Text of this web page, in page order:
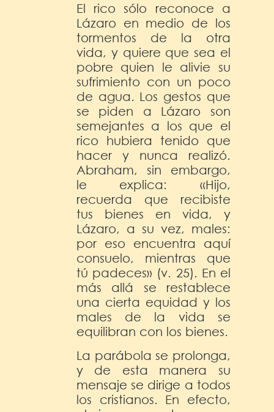
El rico sólo reconoce a
Lázaro en medio de los
tormentos de la otra
vida, y quiere que sea el
pobre quien le alivie su
sufrimiento con un poco
de agua. Los gestos que
se piden a Lázaro son
semejantes a los que el
rico hubiera tenido que
hacer y nunca realizó.
Abraham, sin embargo,
le explica: «Hijo,
recuerda que recibiste
tus bienes en vida, y
Lázaro, a su vez, males:
por eso encuentra aquí
consuelo, mientras que
tú padeces» (v. 25). En el
más allá se restablece
una cierta equidad y los
males de la vida se
equilibran con los bienes.
La parábola se prolonga,
y de esta manera su
mensaje se dirige a todos
los cristianos. En efecto,